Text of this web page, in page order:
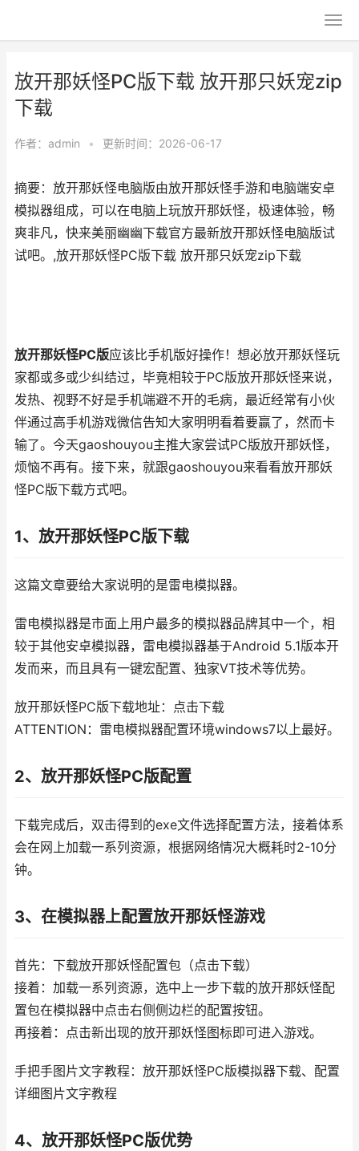
放开那妖怪PC版下载 放开那只妖宠zip
下载
作者： admin • 更新时间：2026-06-17
摘要：放开那妖怪电脑版由放开那妖怪手游和电脑端安卓
模拟器组成，可以在电脑上玩放开那妖怪，极速体验，畅
爽非凡，快来美丽幽幽下载官方最新放开那妖怪电脑版试
试吧。,放开那妖怪PC版下载 放开那只妖宠zip下载
放开那妖怪PC版应该比手机版好操作！想必放开那妖怪玩
家都或多或少纠结过，毕竟相较于PC版放开那妖怪来说，
发热、视野不好是手机端避不开的毛病，最近经常有小伙
伴通过高手机游戏微信告知大家明明看着要赢了，然而卡
输了。今天gaoshouyou主推大家尝试PC版放开那妖怪，
烦恼不再有。接下来，就跟gaoshouyou来看看放开那妖
怪PC版下载方式吧。
1、放开那妖怪PC版下载
这篇文章要给大家说明的是雷电模拟器。
雷电模拟器是市面上用户最多的模拟器品牌其中一个，相
较于其他安卓模拟器，雷电模拟器基于Android 5.1版本开
发而来，而且具有一键宏配置、独家VT技术等优势。
放开那妖怪PC版下载地址：点击下载
ATTENTION：雷电模拟器配置环境windows7以上最好。
2、放开那妖怪PC版配置
下载完成后，双击得到的exe文件选择配置方法，接着体系
会在网上加载一系列资源，根据网络情况大概耗时2-10分
钟。
3、在模拟器上配置放开那妖怪游戏
首先：下载放开那妖怪配置包（点击下载）
接着：加载一系列资源，选中上一步下载的放开那妖怪配
置包在模拟器中点击右侧侧边栏的配置按钮。
再接着：点击新出现的放开那妖怪图标即可进入游戏。
手把手图片文字教程：放开那妖怪PC版模拟器下载、配置
详细图片文字教程
4、放开那妖怪PC版优势